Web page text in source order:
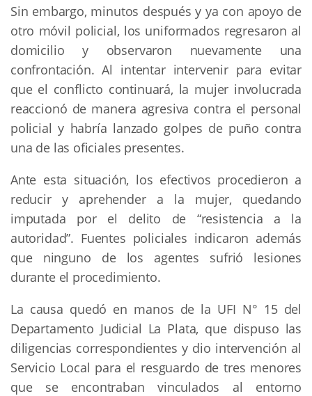
Sin embargo, minutos después y ya con apoyo de
otro móvil policial, los uniformados regresaron al
domicilio y observaron nuevamente una
confrontación. Al intentar intervenir para evitar
que el conflicto continuará, la mujer involucrada
reaccionó de manera agresiva contra el personal
policial y habría lanzado golpes de puño contra
una de las oficiales presentes.
Ante esta situación, los efectivos procedieron a
reducir y aprehender a la mujer, quedando
imputada por el delito de “resistencia a la
autoridad”. Fuentes policiales indicaron además
que ninguno de los agentes sufrió lesiones
durante el procedimiento.
La causa quedó en manos de la UFI N° 15 del
Departamento Judicial La Plata, que dispuso las
diligencias correspondientes y dio intervención al
Servicio Local para el resguardo de tres menores
que se encontraban vinculados al entorno